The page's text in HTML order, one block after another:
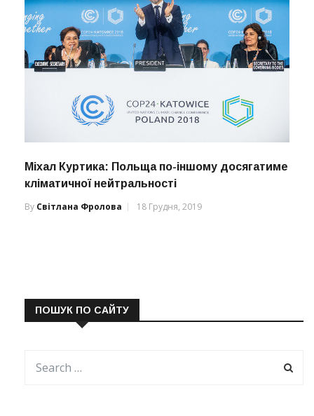
Міхал Куртика: Польща по-іншому досягатиме
кліматичної нейтральності
By Світлана Фролова 18 Грудня, 2019
ПОШУК ПО САЙТУ